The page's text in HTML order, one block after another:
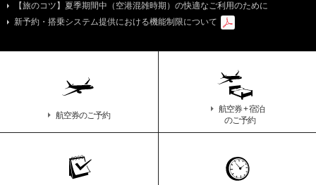
【旅のコツ】夏季期間中（空港混雑時期）の快適なご利用のために
新予約・搭乗システム提供における機能制限について
航空券のご予約
航空券 + 宿泊
のご予約